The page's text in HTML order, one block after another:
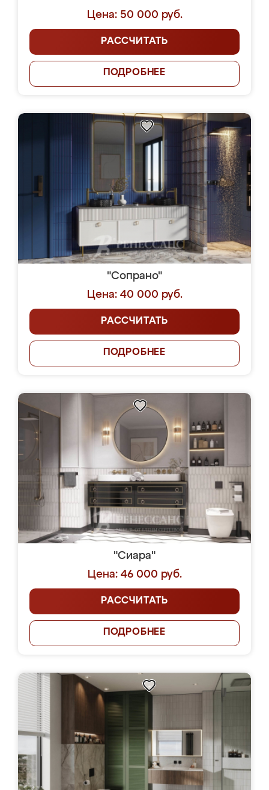
Цена: 50 000 руб.
РАССЧИТАТЬ
ПОДРОБНЕЕ
"Сопрано"
Цена: 40 000 руб.
РАССЧИТАТЬ
ПОДРОБНЕЕ
"Сиара"
Цена: 46 000 руб.
РАССЧИТАТЬ
ПОДРОБНЕЕ